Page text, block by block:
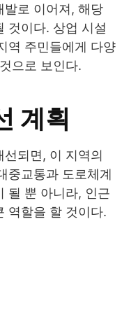
발로 이어져, 해당
것이다. 상업 시설
역 주민들에게 다양
으로 보인다.
계획
되면, 이 지역의
중교통과 도로체계
될 뿐 아니라, 인근
역할을 할 것이다.